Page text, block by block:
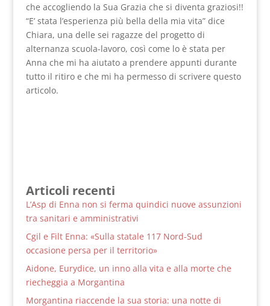
che accogliendo la Sua Grazia che si diventa graziosi!!
“E’ stata l’esperienza più bella della mia vita” dice
Chiara, una delle sei ragazze del progetto di
alternanza scuola-lavoro, così come lo è stata per
Anna che mi ha aiutato a prendere appunti durante
tutto il ritiro e che mi ha permesso di scrivere questo
articolo.
Articoli recenti
L’Asp di Enna non si ferma quindici nuove assunzioni
tra sanitari e amministrativi
Cgil e Filt Enna: «Sulla statale 117 Nord-Sud
occasione persa per il territorio»
Aidone, Eurydice, un inno alla vita e alla morte che
riecheggia a Morgantina
Morgantina riaccende la sua storia: una notte di